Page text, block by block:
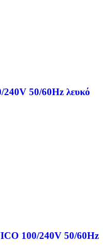
50/60Hz λευκό
100/240V 50/60Hz